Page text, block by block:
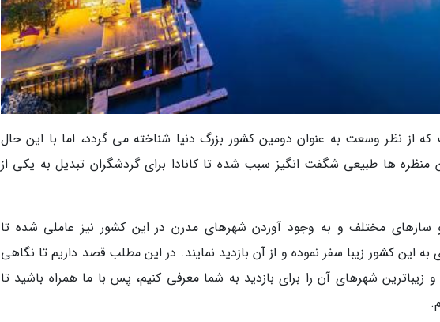
از نظر وسعت به عنوان دومین کشور بزرگ دنیا شناخته می گردد، اما با این حال
منظره ها طبیعی شگفت انگیز سبب شده تا کانادا برای گردشگران تبدیل به یکی از
مختلف و به وجود آوردن شهرهای مدرن در این کشور نیز عاملی شده تا
این کشور زیبا سفر نموده و از آن بازدید نمایند. در این مطلب قصد داریم تا نگاهی
زیباترین شهرهای آن را برای بازدید به شما معرفی کنیم، پس با ما همراه باشید تا